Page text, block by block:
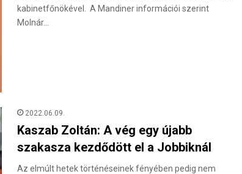
kabinetfőnökével. A Mandiner információi szerint
Molnár…
2022.06.09.
Kaszab Zoltán: A vég egy újabb
szakasza kezdődött el a Jobbiknál
Az elmúlt hetek történéseinek fényében pedig nem